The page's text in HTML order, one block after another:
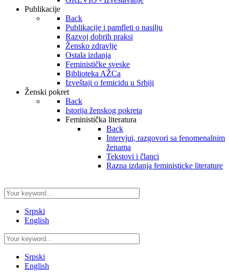
Publikacije
Back
Publikacije i pamfleti o nasilju
Razvoj dobrih praksi
Žensko zdravlje
Ostala izdanja
Feminističke sveske
Biblioteka AŽCa
Izveštaji o femicidu u Srbiji
Ženski pokret
Back
Istorija ženskog pokreta
Feministička literatura
Back
Intervjui, razgovori sa fenomenalnim
ženama
Tekstovi i članci
Razna izdanja feministicke literature
Srpski
English
Srpski
English